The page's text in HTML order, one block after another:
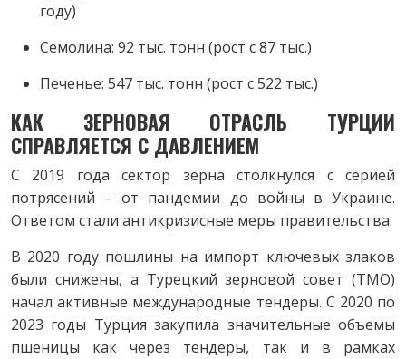
году)
Семолина: 92 тыс. тонн (рост с 87 тыс.)
Печенье: 547 тыс. тонн (рост с 522 тыс.)
КАК ЗЕРНОВАЯ ОТРАСЛЬ ТУРЦИИ
СПРАВЛЯЕТСЯ С ДАВЛЕНИЕМ
С 2019 года сектор зерна столкнулся с серией
потрясений – от пандемии до войны в Украине.
Ответом стали антикризисные меры правительства.
В 2020 году пошлины на импорт ключевых злаков
были снижены, а Турецкий зерновой совет (TMO)
начал активные международные тендеры. С 2020 по
2023 годы Турция закупила значительные объемы
пшеницы как через тендеры, так и в рамках